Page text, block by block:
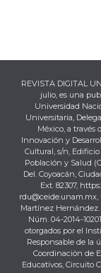
REVISTA DIGITAL
julio, es una
Universidad
Universitaria,
México, a través
Innovación y
Cultural, s/n,
Población y Salud
Del. Coyoacán,
Ext. 82307,
Martínez Hernández.
Núm. 04-2014-
otorgados por el
Responsable de la
Coordinación de
Educativos, Circuito